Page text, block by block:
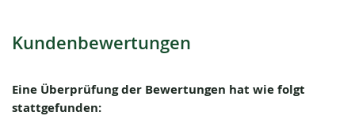
Kundenbewertungen
Eine Überprüfung der Bewertungen hat wie folgt
stattgefunden: